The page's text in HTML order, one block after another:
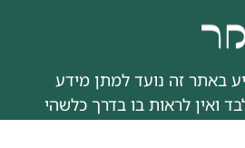
באתר זה נועד למתן מידע
ואין לראות בו בדרך כלשהי